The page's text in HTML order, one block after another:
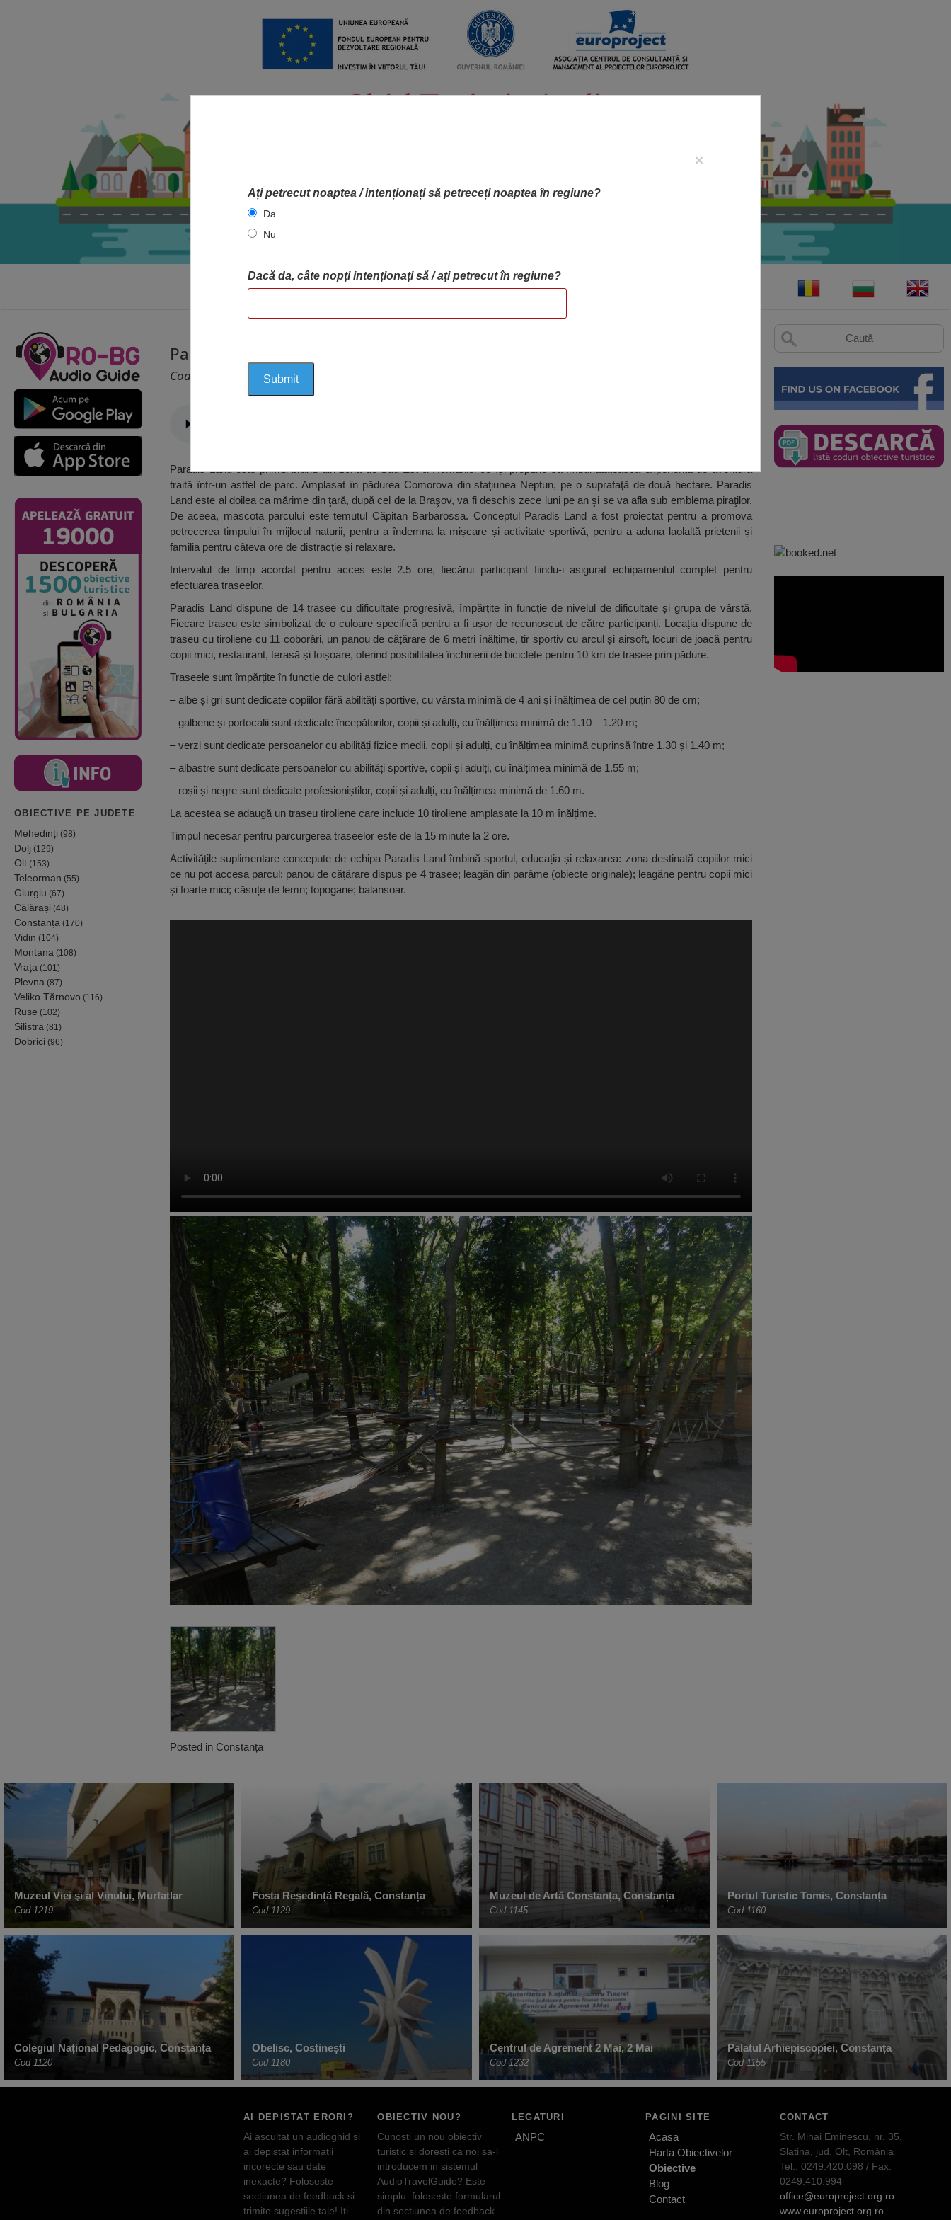
ACASA HARTA OBIECTIVELOR OBIECTIVE
OBIECTIVE PE JUDETE
Mehedinți (98)
Dolj (129)
Olt (153)
Teleorman (55)
Giurgiu (67)
Călărași (48)
Constanța (170)
Vidin (104)
Montana (108)
Vrața (101)
Plevna (87)
Veliko Tărnovo (116)
Ruse (102)
Silistra (81)
Dobrici (96)
Paradis Land Neptun, Neptun
Cod 1202
Paradis Land este primul brand din zona de Sud-Est a României ce își propune să îmbunătățească experiența de aventură
traită într-un astfel de parc. Amplasat în pădurea Comorova din staţiunea Neptun, pe o suprafaţă de două hectare. Paradis
Land este al doilea ca mărime din ţară, după cel de la Braşov, va fi deschis zece luni pe an şi se va afla sub emblema piraţilor.
De aceea, mascota parcului este temutul Căpitan Barbarossa. Conceptul Paradis Land a fost proiectat pentru a promova
petrecerea timpului în mijlocul naturii, pentru a îndemna la mișcare și activitate sportivă, pentru a aduna laolaltă prietenii și
familia pentru câteva ore de distracție și relaxare.
Intervalul de timp acordat pentru acces este 2.5 ore, fiecărui participant fiindu-i asigurat echipamentul complet pentru
efectuarea traseelor.
Paradis Land dispune de 14 trasee cu dificultate progresivă, împărțite în funcție de nivelul de dificultate și grupa de vârstă.
Fiecare traseu este simbolizat de o culoare specifică pentru a fi ușor de recunoscut de către participanți. Locația dispune de
traseu cu tiroliene cu 11 coborâri, un panou de cățărare de 6 metri înălțime, tir sportiv cu arcul și airsoft, locuri de joacă pentru
copii mici, restaurant, terasă și foișoare, oferind posibilitatea închirierii de biciclete pentru 10 km de trasee prin pădure.
Traseele sunt împărțite în funcție de culori astfel:
– albe și gri sunt dedicate copiilor fără abilități sportive, cu vârsta minimă de 4 ani și înălțimea de cel puțin 80 de cm;
– galbene și portocalii sunt dedicate începătorilor, copii și adulți, cu înălțimea minimă de 1.10 – 1.20 m;
– verzi sunt dedicate persoanelor cu abilități fizice medii, copii și adulți, cu înălțimea minimă cuprinsă între 1.30 și 1.40 m;
– albastre sunt dedicate persoanelor cu abilități sportive, copii și adulți, cu înălțimea minimă de 1.55 m;
– roșii și negre sunt dedicate profesioniștilor, copii și adulți, cu înălțimea minimă de 1.60 m.
La acestea se adaugă un traseu tiroliene care include 10 tiroliene amplasate la 10 m înălțime.
Timpul necesar pentru parcurgerea traseelor este de la 15 minute la 2 ore.
Activitățile suplimentare concepute de echipa Paradis Land îmbină sportul, educația și relaxarea: zona destinată copiilor mici
ce nu pot accesa parcul; panou de cățărare dispus pe 4 trasee; leagăn din parâme (obiecte originale); leagăne pentru copii mici
și foarte mici; căsuțe de lemn; topogane; balansoar.
×
Ați petrecut noaptea / intenționați să petreceți noaptea în regiune?
Da
Nu
Dacă da, câte nopți intenționați să / ați petrecut în regiune?
Posted in Constanța
Muzeul Viei şi al Vinului, Murfatlar
Cod 1219
Fosta Reședință Regală, Constanța
Cod 1129
Muzeul de Artă Constanța, Constanța
Cod 1145
Portul Turistic Tomis, Constanța
Cod 1160
Colegiul Național Pedagogic, Constanța
Cod 1120
Obelisc, Costinești
Cod 1180
Centrul de Agrement 2 Mai, 2 Mai
Cod 1232
Palatul Arhiepiscopiei, Constanța
Cod 1155
AI DEPISTAT ERORI?
Ai ascultat un audioghid si
ai depistat informatii
incorecte sau date
inexacte? Foloseste
sectiunea de feedback si
trimite sugestiile tale! Iti
OBIECTIV NOU?
Cunosti un nou obiectiv
turistic si doresti ca noi sa-l
introducem in sistemul
AudioTravelGuide? Este
simplu: foloseste formularul
din sectiunea de feedback.
LEGATURI
ANPC
PAGINI SITE
Acasa
Harta Obiectivelor
Obiective
Blog
Contact
CONTACT
Str. Mihai Eminescu, nr. 35,
Slatina, jud. Olt, România
Tel.: 0249.420.098 / Fax:
0249.410.994
office@europroject.org.ro
www.europroject.org.ro